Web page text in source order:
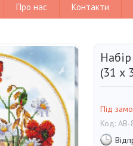
Про нас Контакти
(31 х
Під
Код: